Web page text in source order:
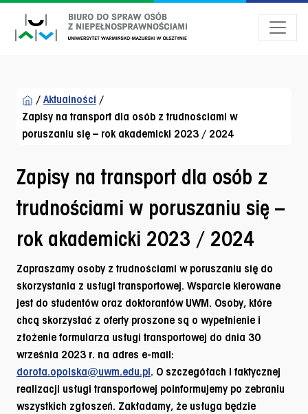
/ Aktualności /
Zapisy na transport dla osób z trudnościami w
poruszaniu się – rok akademicki 2023 / 2024
Zapisy na transport dla osób z
trudnościami w poruszaniu się –
rok akademicki 2023 / 2024
Zapraszamy osoby z trudnościami w poruszaniu się do
skorzystania z usługi transportowej. Wsparcie kierowane
jest do studentów oraz doktorantów UWM. Osoby, które
chcą skorzystać z oferty proszone są o wypełnienie i
złożenie formularza usługi transportowej do dnia 30
września 2023 r. na adres e-mail:
dorota.opolska@uwm.edu.pl. O szczegółach i faktycznej
realizacji usługi transportowej poinformujemy po zebraniu
wszystkich zgłoszeń. Zakładamy, że usługa będzie